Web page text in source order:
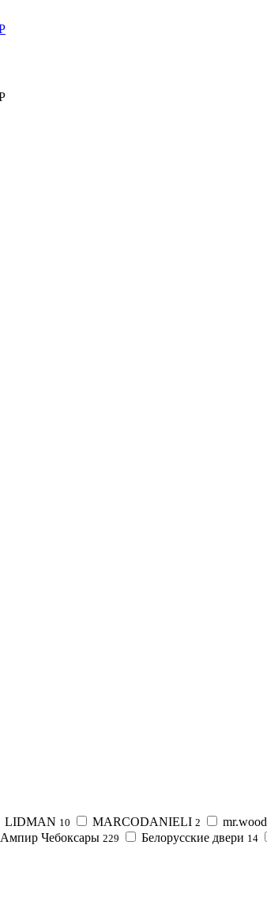
LIDMAN 10 MARCODANIELI 2 mr.wood
Ампир Чебоксары 229 Белорусские двери 14